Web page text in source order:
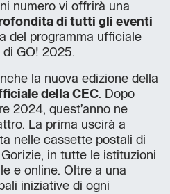
numero vi offrirà una
di tutti gli eventi
del programma ufficiale
GO! 2025.
la nuova edizione della
della CEC. Dopo
2024, quest’anno ne
La prima uscirà a
nelle cassette postali di
in tutte le istituzioni
e online. Oltre a una
iniziative di ogni